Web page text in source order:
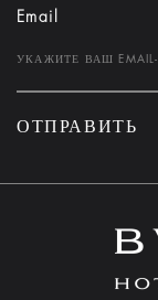
Email
ОТПРАВИТЬ